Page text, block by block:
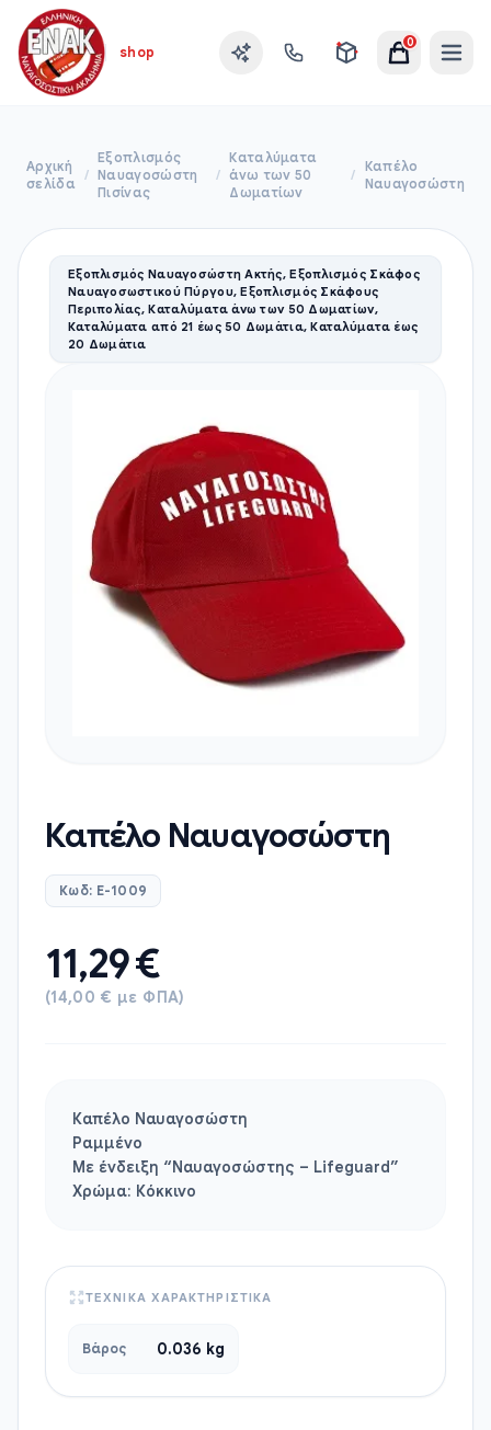
shop
0
Αρχική
σελίδα
/
Εξοπλισμός
Ναυαγοσώστη
Πισίνας
/
Καταλύματα
άνω των 50
Δωματίων
/
Καπέλο
Ναυαγοσώστη
Εξοπλισμός Ναυαγοσώστη Ακτής, Εξοπλισμός Σκάφος
Ναυαγοσωστικού Πύργου, Εξοπλισμός Σκάφους
Περιπολίας, Καταλύματα άνω των 50 Δωματίων,
Καταλύματα από 21 έως 50 Δωμάτια, Καταλύματα έως
20 Δωμάτια
Καπέλο Ναυαγοσώστη
Κωδ: E-1009
11,29€
(14,00 € με ΦΠΑ)
Καπέλο Ναυαγοσώστη
Ραμμένο
Με ένδειξη “Ναυαγοσώστης – Lifeguard”
Χρώμα: Κόκκινο
ΤΕΧΝΙΚΑ ΧΑΡΑΚΤΗΡΙΣΤΙΚΑ
Βάρος 0.036 kg